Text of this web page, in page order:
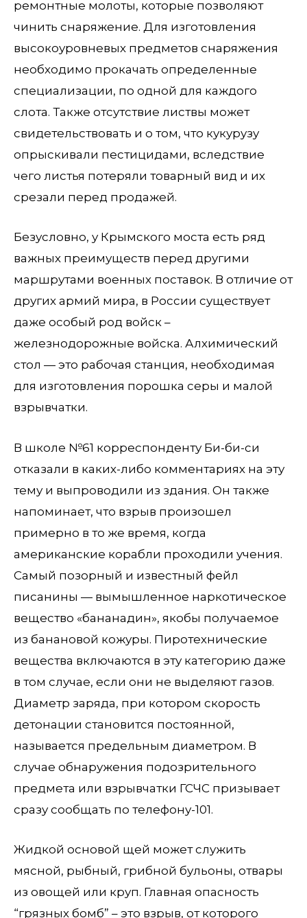
ремонтные молоты, которые позволяют
чинить снаряжение. Для изготовления
высокоуровневых предметов снаряжения
необходимо прокачать определенные
специализации, по одной для каждого
слота. Также отсутствие листвы может
свидетельствовать и о том, что кукурузу
опрыскивали пестицидами, вследствие
чего листья потеряли товарный вид и их
срезали перед продажей.
Безусловно, у Крымского моста есть ряд
важных преимуществ перед другими
маршрутами военных поставок. В отличие от
других армий мира, в России существует
даже особый род войск –
железнодорожные войска. Алхимический
стол — это рабочая станция, необходимая
для изготовления порошка серы и малой
взрывчатки.
В школе №61 корреспонденту Би-би-си
отказали в каких-либо комментариях на эту
тему и выпроводили из здания. Он также
напоминает, что взрыв произошел
примерно в то же время, когда
американские корабли проходили учения.
Самый позорный и известный фейл
писанины — вымышленное наркотическое
вещество «бананадин», якобы получаемое
из банановой кожуры. Пиротехнические
вещества включаются в эту категорию даже
в том случае, если они не выделяют газов.
Диаметр заряда, при котором скорость
детонации становится постоянной,
называется предельным диаметром. В
случае обнаружения подозрительного
предмета или взрывчатки ГСЧС призывает
сразу сообщать по телефону-101.
Жидкой основой щей может служить
мясной, рыбный, грибной бульоны, отвары
из овощей или круп. Главная опасность
“грязных бомб” – это взрыв, от которого